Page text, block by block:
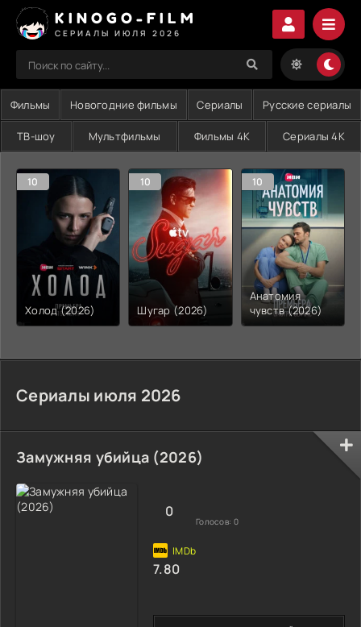
KINOGO-FILM
СЕРИАЛЫ ИЮЛЯ 2026
Фильмы Новогодние фильмы Сериалы Русские сериалы
ТВ-шоу Мультфильмы Фильмы 4K Сериалы 4K
10
Холод (2026)
10
Шугар (2026)
10
Анатомия
чувств (2026)
Сериалы июля 2026
Замужняя убийца (2026)
0
Голосов: 0
7.80